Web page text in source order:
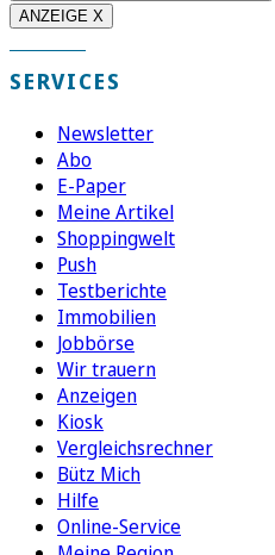
ANZEIGE X
SERVICES
Newsletter
Abo
E-Paper
Meine Artikel
Shoppingwelt
Push
Testberichte
Immobilien
Jobbörse
Wir trauern
Anzeigen
Kiosk
Vergleichsrechner
Bütz Mich
Hilfe
Online-Service